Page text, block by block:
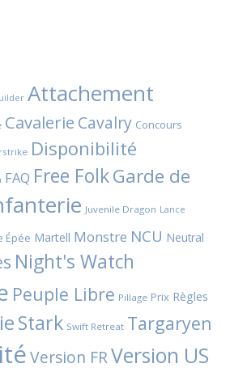
Attachement
Cavalerie Cavalry Concours
Disponibilité
FAQ Free FolkGarde de
Juvenile Dragon Lance
Épée Martell Monstre NCU Neutral
Night's Watch
Peuple Libre Pillage Prix Règles
Stark Swift Retreat Targaryen
Version FRVersion US